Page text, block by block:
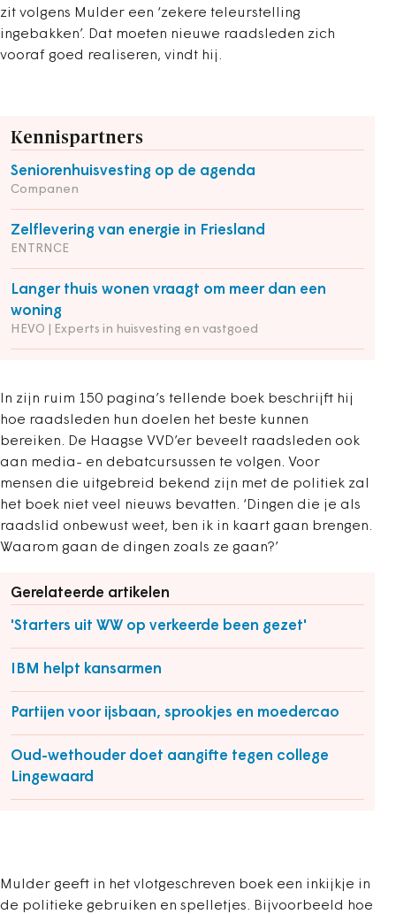
zit volgens Mulder een ‘zekere teleurstelling
ingebakken’. Dat moeten nieuwe raadsleden zich
vooraf goed realiseren, vindt hij.
Kennispartners
Seniorenhuisvesting op de agenda
Companen
Zelflevering van energie in Friesland
ENTRNCE
Langer thuis wonen vraagt om meer dan een
woning
HEVO | Experts in huisvesting en vastgoed
In zijn ruim 150 pagina’s tellende boek beschrijft hij
hoe raadsleden hun doelen het beste kunnen
bereiken. De Haagse VVD’er beveelt raadsleden ook
aan media- en debatcursussen te volgen. Voor
mensen die uitgebreid bekend zijn met de politiek zal
het boek niet veel nieuws bevatten. ‘Dingen die je als
raadslid onbewust weet, ben ik in kaart gaan brengen.
Waarom gaan de dingen zoals ze gaan?’
Gerelateerde artikelen
'Starters uit WW op verkeerde been gezet'
IBM helpt kansarmen
Partijen voor ijsbaan, sprookjes en moedercao
Oud-wethouder doet aangifte tegen college
Lingewaard
Mulder geeft in het vlotgeschreven boek een inkijkje in
de politieke gebruiken en spelletjes. Bijvoorbeeld hoe